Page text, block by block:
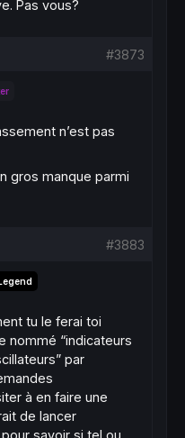
Pas vous?
#3873
n’est pas
gros manque parmi
#3883
tu le ferai toi
nommé “indicateurs
par
à en faire une
de lancer
savoir si tel ou